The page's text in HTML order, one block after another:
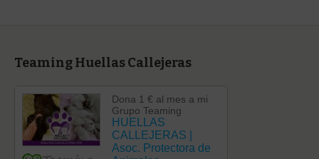
Teaming Huellas Callejeras